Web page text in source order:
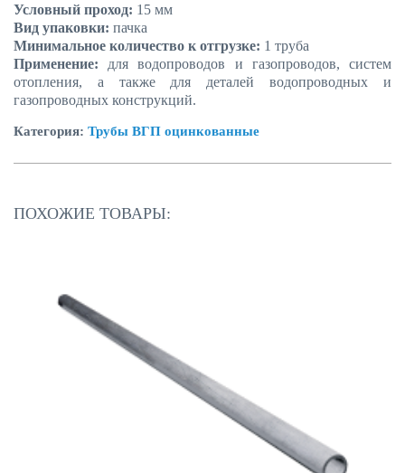
Условный проход: 15 мм
Вид упаковки: пачка
Минимальное количество к отгрузке: 1 труба
Применение: для водопроводов и газопроводов, систем
отопления, а также для деталей водопроводных и
газопроводных конструкций.
Категория: Трубы ВГП оцинкованные
ПОХОЖИЕ ТОВАРЫ: